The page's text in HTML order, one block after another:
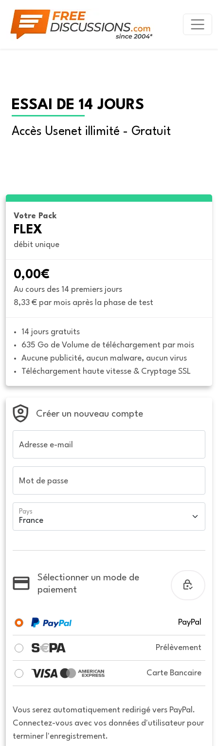
ESSAI DE 14 JOURS
Accès Usenet illimité - Gratuit
Votre Pack
FLEX
débit unique
0,00€
Au cours des 14 premiers jours
8,33 € par mois après la phase de test
14 jours gratuits
635 Go de Volume de téléchargement par mois
Aucune publicité, aucun malware, aucun virus
Téléchargement haute vitesse & Cryptage SSL
Créer un nouveau compte
Adresse e-mail
Mot de passe
Pays
Sélectionner un mode de
paiement
PayPal
Prélèvement
Carte Bancaire
Vous serez automatiquement redirigé vers PayPal.
Connectez-vous avec vos données d'utilisateur pour
terminer l'enregistrement.